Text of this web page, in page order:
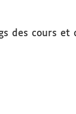
des cours et